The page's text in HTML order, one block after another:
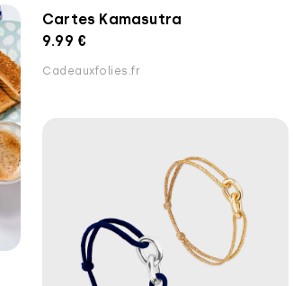
Cartes Kamasutra
9.99 €
Cadeauxfolies.fr